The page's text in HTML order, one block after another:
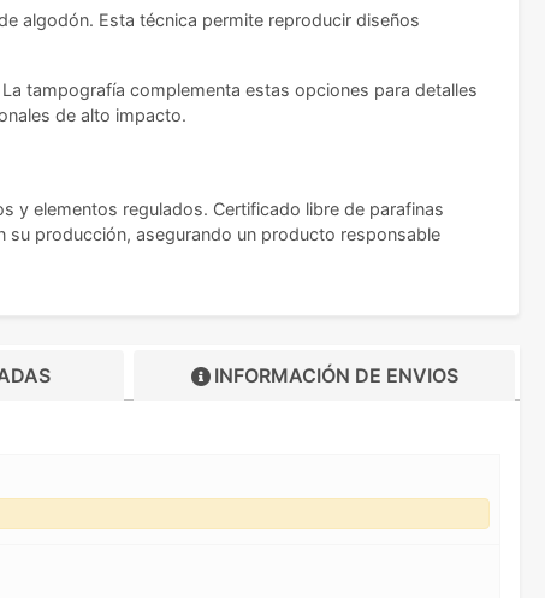
algodón. Esta técnica permite reproducir diseños
tampografía complementa estas opciones para detalles
de alto impacto.
y elementos regulados. Certificado libre de parafinas
su producción, asegurando un producto responsable
INFORMACIÓN DE ENVIOS